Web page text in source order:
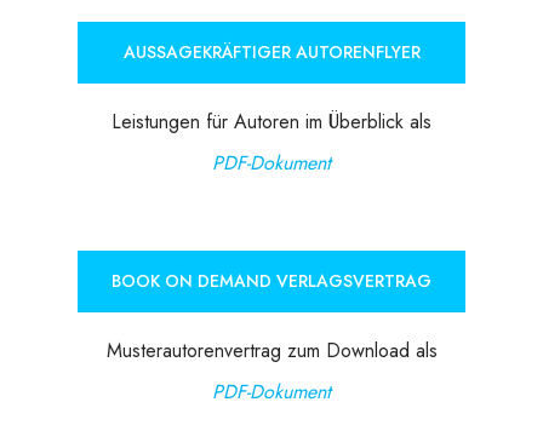
AUSSAGEKRÄFTIGER AUTORENFLYER
Leistungen für Autoren im Überblick als
PDF-Dokument
BOOK ON DEMAND VERLAGSVERTRAG
Musterautorenvertrag zum Download als
PDF-Dokument